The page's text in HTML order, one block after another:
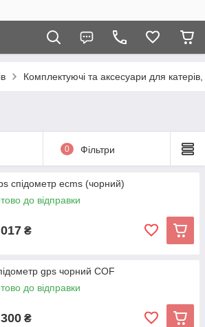
Комплектуючі та аксесуари для
0 Фільтри
спідометр ecms (чорний)
до відправки
₴
gps чорний COF
до відправки
₴